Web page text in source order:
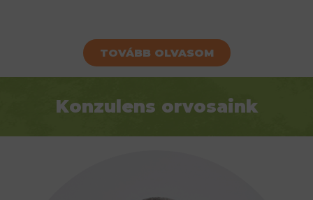
TOVÁBB OLVASOM
Konzulens orvosaink